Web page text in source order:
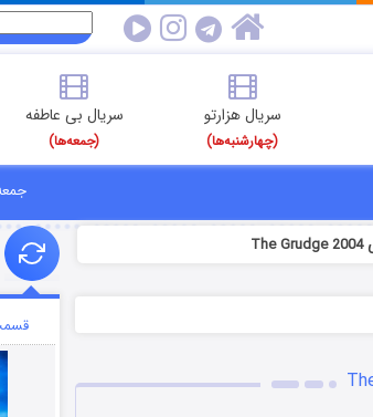
سریال هزارتو
(چهارشنبه‌ها)
سریال بی عاطفه
(جمعه‌ها)
جمعه ۱۶ مرداد